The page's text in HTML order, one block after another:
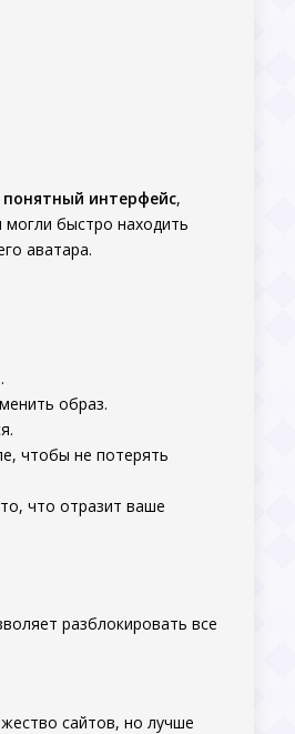
интерфейс,
быстро находить
аватара.
образ.
чтобы не потерять
что отразит ваше
разблокировать все
сайтов, но лучше